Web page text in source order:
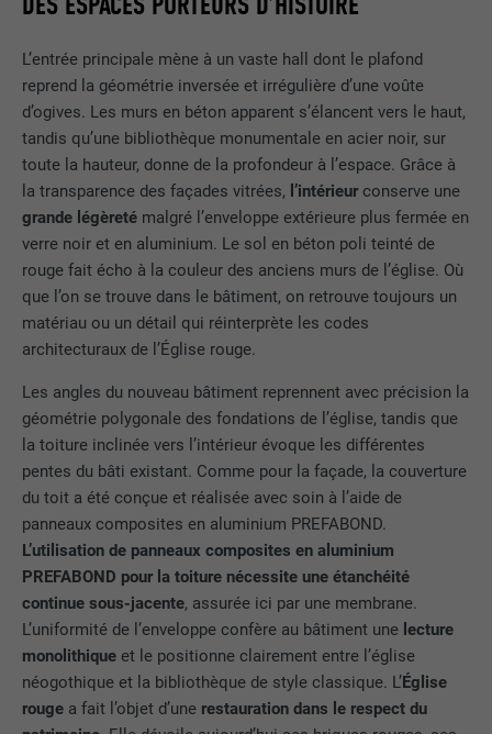
L’entrée principale mène à un vaste hall dont le plafond
reprend la géométrie inversée et irrégulière d’une voûte
d’ogives. Les murs en béton apparent s’élancent vers le haut,
tandis qu’une bibliothèque monumentale en acier noir, sur
toute la hauteur, donne de la profondeur à l’espace. Grâce à
la transparence des façades vitrées, l’intérieurconserve une
grande légèreté malgré l’enveloppe extérieure plus fermée en
verre noir et en aluminium. Le sol en béton poli teinté de
rouge fait écho à la couleur des anciens murs de l’église. Où
que l’on se trouve dans le bâtiment, on retrouve toujours un
matériau ou un détail qui réinterprète les codes
architecturaux de l’Église rouge.
Les angles du nouveau bâtiment reprennent avec précision la
géométrie polygonale des fondations de l’église, tandis que
la toiture inclinée vers l’intérieur évoque les différentes
pentes du bâti existant. Comme pour la façade, la couverture
du toit a été conçue et réalisée avec soin à l’aide de
panneaux composites en aluminium PREFABOND.
L’utilisation de panneaux composites en aluminium
PREFABOND pour la toiture nécessite une étanchéité
continue sous-jacente, assurée ici par une membrane.
L’uniformité de l’enveloppe confère au bâtiment une lecture
monolithique et le positionne clairement entre l’église
néogothique et la bibliothèque de style classique. L’Église
rouge a fait l’objet d’une restauration dans le respect du